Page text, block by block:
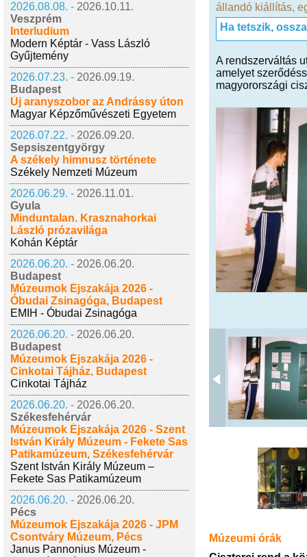
2026.08.08. - 2026.10.11.
Veszprém
Interludium
Modern Képtár - Vass László
Gyűjtemény
2026.07.23. - 2026.09.19.
Budapest
Új aranyszobor az Andrássy úton
Magyar Képzőművészeti Egyetem
2026.07.22. - 2026.09.20.
Sepsiszentgyörgy
A székely himnusz története
Székely Nemzeti Múzeum
2026.06.29. - 2026.11.01.
Gyula
Minduntalan. Krasznahorkai
László prózavilága
Kohán Képtár
2026.06.20. - 2026.06.20.
Budapest
Múzeumok Éjszakája 2026 -
Óbudai Zsinagóga, Budapest
EMIH - Óbudai Zsinagóga
2026.06.20. - 2026.06.20.
Budapest
Múzeumok Éjszakája 2026 -
Cinkotai Tájház, Budapest
Cinkotai Tájház
2026.06.20. - 2026.06.20.
Székesfehérvár
Múzeumok Éjszakája 2026 - Szent
István Király Múzeum - Fekete Sas
Patikamúzeum, Székesfehérvár
Szent István Király Múzeum –
Fekete Sas Patikamúzeum
2026.06.20. - 2026.06.20.
Pécs
Múzeumok Éjszakája 2026 - JPM
Csontváry Múzeum, Pécs
Janus Pannonius Múzeum -
állandó kiállítás,
Ha tetszik,
A rendszerváltás
amelyet
magyorországi
Múzeumi órák